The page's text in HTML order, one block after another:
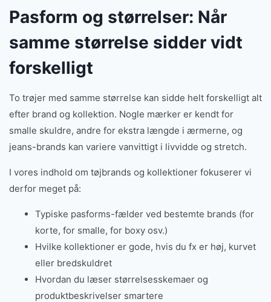
Pasform og størrelser: Når
samme størrelse sidder vidt
forskelligt
To trøjer med samme størrelse kan sidde helt forskelligt alt
efter brand og kollektion. Nogle mærker er kendt for
smalle skuldre, andre for ekstra længde i ærmerne, og
jeans-brands kan variere vanvittigt i livvidde og stretch.
I vores indhold om tøjbrands og kollektioner fokuserer vi
derfor meget på:
Typiske pasforms-fælder ved bestemte brands (for
korte, for smalle, for boxy osv.)
Hvilke kollektioner er gode, hvis du fx er høj, kurvet
eller bredskuldret
Hvordan du læser størrelsesskemaer og
produktbeskrivelser smartere